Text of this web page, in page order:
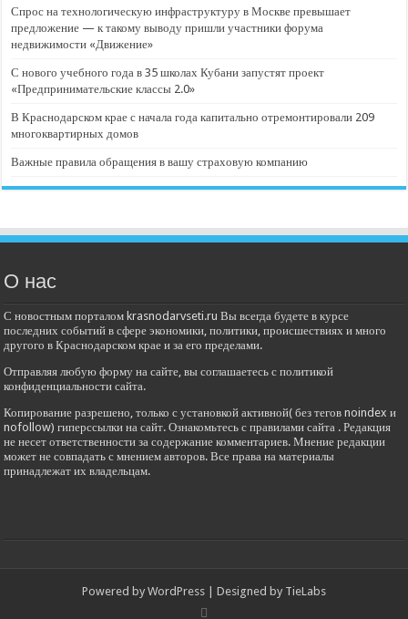
Спрос на технологическую инфраструктуру в Москве превышает
предложение — к такому выводу пришли участники форума
недвижимости «Движение»
С нового учебного года в 35 школах Кубани запустят проект
«Предпринимательские классы 2.0»
В Краснодарском крае с начала года капитально отремонтировали 209
многоквартирных домов
Важные правила обращения в вашу страховую компанию
О нас
С новостным порталом krasnodarvseti.ru Вы всегда будете в курсе
последних событий в сфере экономики, политики, происшествиях и много
другого в Краснодарском крае и за его пределами.
Отправляя любую форму на сайте, вы соглашаетесь с политикой
конфиденциальности сайта.
Копирование разрешено, только с установкой активной( без тегов noindex и
nofollow) гиперссылки на сайт. Ознакомьтесь с правилами сайта . Редакция
не несет ответственности за содержание комментариев. Мнение редакции
может не совпадать с мнением авторов. Все права на материалы
принадлежат их владельцам.
Powered by WordPress | Designed by TieLabs